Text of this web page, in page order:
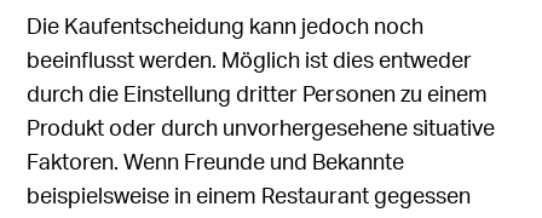
Die Kaufentscheidung kann jedoch noch
beeinflusst werden. Möglich ist dies entweder
durch die Einstellung dritter Personen zu einem
Produkt oder durch unvorhergesehene situative
Faktoren. Wenn Freunde und Bekannte
beispielsweise in einem Restaurant gegessen